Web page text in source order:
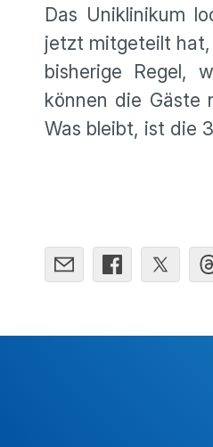
Das Uniklinikum
jetzt mitgeteilt hat,
bisherige Regel,
können die Gäste
Was bleibt, ist die